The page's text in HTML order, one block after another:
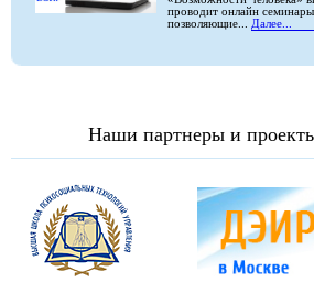
проводит онлайн семинары,
позволяющие... Далее...
Наши партнеры и